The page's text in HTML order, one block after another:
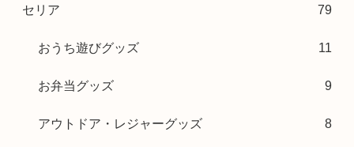
セリア 79
おうち遊びグッズ 11
お弁当グッズ 9
アウトドア・レジャーグッズ 8